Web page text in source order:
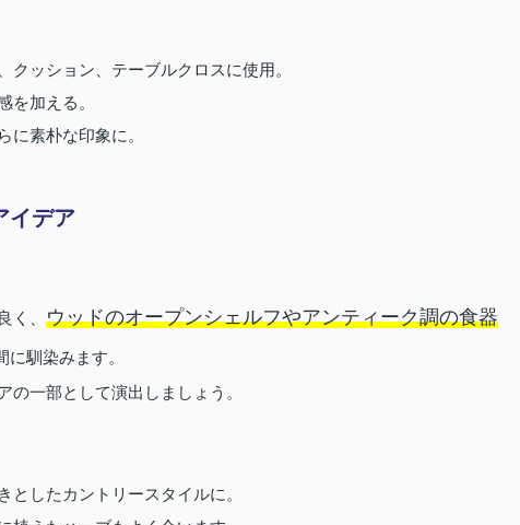
クッション、テーブルクロスに使用。
を加える。
に素朴な印象に。
イデア
く、 ウッドのオープンシェルフやアンティーク調の食器
に馴染みます。
の一部として演出しましょう。
したカントリースタイルに。